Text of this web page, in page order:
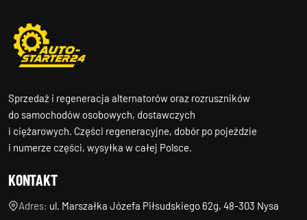
Sprzedaż i regeneracja alternatorów oraz rozruszników
do samochodów osobowych, dostawczych
i ciężarowych. Części regeneracyjne, dobór po pojeździe
i numerze części, wysyłka w całej Polsce.
KONTAKT
Adres: ul. Marszałka Józefa Piłsudskiego 62g, 48-303 Nysa